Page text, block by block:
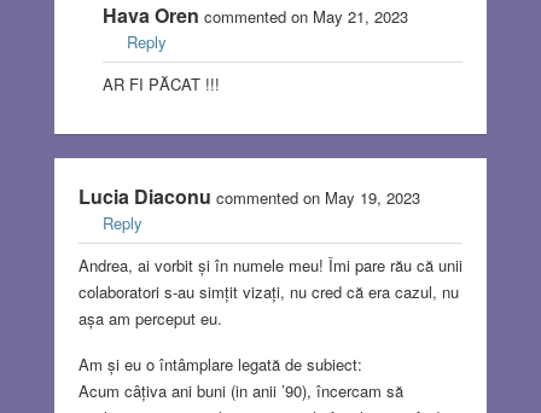
Hava Oren commented on May 21, 2023
Reply
AR FI PĂCAT !!!
Lucia Diaconu commented on May 19, 2023
Reply
Andrea, ai vorbit și în numele meu! Îmi pare rău că unii
colaboratori s-au simțit vizați, nu cred că era cazul, nu
așa am perceput eu.
Am și eu o întâmplare legată de subiect:
Acum câțiva ani buni (in anii ’90), încercam să